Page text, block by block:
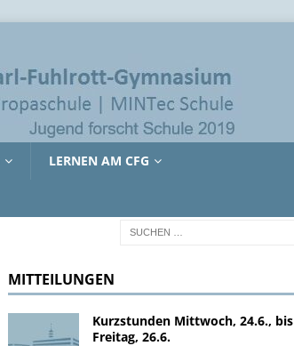
LERNEN AM CFG
MITTEILUNGEN
Kurzstunden Mittwoch, 24.6., bis
Freitag, 26.6.